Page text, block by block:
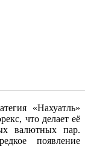
«Нахуатль»
что делает её
валютных пар.
появление